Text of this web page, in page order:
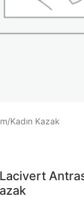
/Kadın Kazak